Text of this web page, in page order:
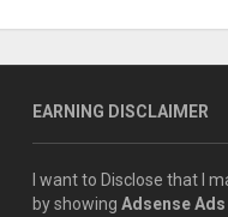
EARNING DISCLAIMER
I want to Disclose that I
by showing Adsense Ads